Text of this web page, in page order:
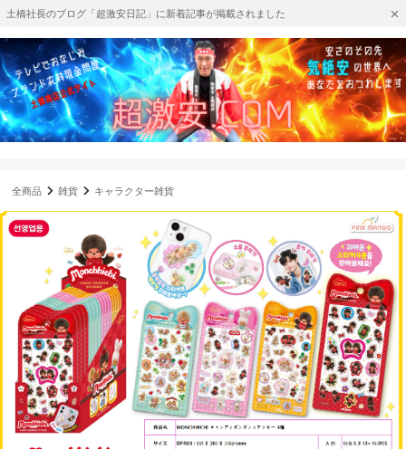
土橋社長のブログ「超激安日記」に新着記事が掲載されました
全商品 雑貨 キャラクター雑貨